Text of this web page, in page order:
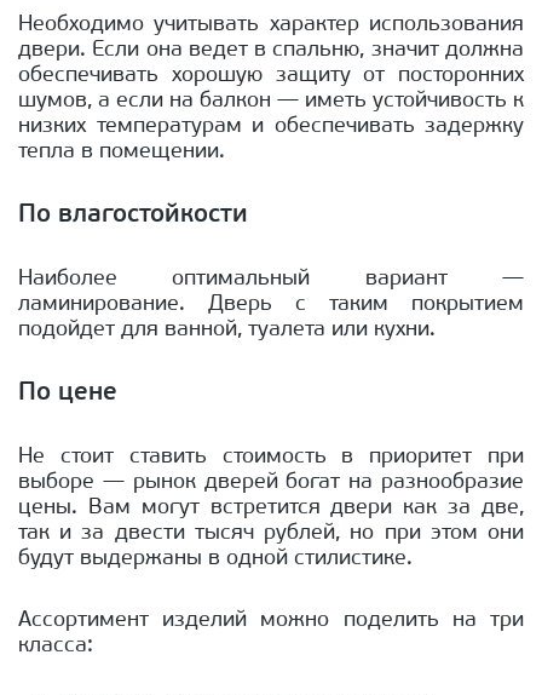
Необходимо учитывать характер использования
двери. Если она ведет в спальню, значит должна
обеспечивать хорошую защиту от посторонних
шумов, а если на балкон — иметь устойчивость к
низких температурам и обеспечивать задержку
тепла в помещении.
По влагостойкости
Наиболее оптимальный вариант —
ламинирование. Дверь с таким покрытием
подойдет для ванной, туалета или кухни.
По цене
Не стоит ставить стоимость в приоритет при
выборе — рынок дверей богат на разнообразие
цены. Вам могут встретится двери как за две,
так и за двести тысяч рублей, но при этом они
будут выдержаны в одной стилистике.
Ассортимент изделий можно поделить на три
класса: